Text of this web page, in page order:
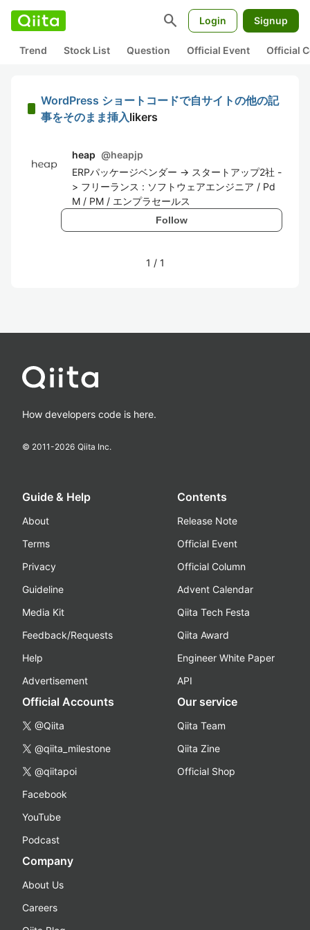
search Login Signup
Trend Stock List Question Official Event Official
WordPress ショートコードで自サイトの他の記
事をそのまま挿入likers
heap @heapjp
ERPパッケージベンダー -> スタートアップ2社 -
> フリーランス : ソフトウェアエンジニア / Pd
M / PM / エンプラセールス
Follow
1 / 1
How developers code is here.
© 2011-2026 Qiita Inc.
Guide & Help
About
Terms
Privacy
Guideline
Media Kit
Feedback/Requests
Help
Advertisement
Contents
Release Note
Official Event
Official Column
Advent Calendar
Qiita Tech Festa
Qiita Award
Engineer White Paper
API
Official Accounts
@Qiita
@qiita_milestone
@qiitapoi
Facebook
YouTube
Podcast
Our service
Qiita Team
Qiita Zine
Official Shop
Company
About Us
Careers